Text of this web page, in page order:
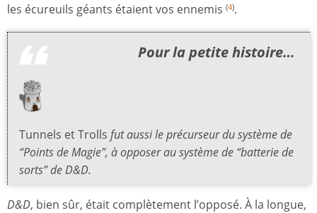
les écureuils géants étaient vos ennemis (4).
Pour la petite histoire…
Tunnels et Trolls fut aussi le précurseur du système de
“Points de Magie”, à opposer au système de “batterie de
sorts” deD&D.
D&D, bien sûr, était complètement l’opposé. À la longue,